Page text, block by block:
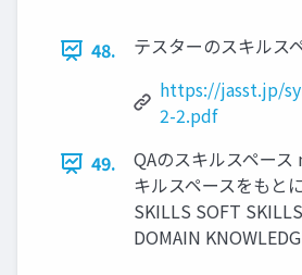
48.
テスターのスキルス
https://jasst.jp/
2-2.pdf
49.
QAのスキルスペース
キルスペースをもと
SKILLS SOFT
DOMAIN